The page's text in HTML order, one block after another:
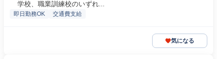
学校、職業訓練校のいずれ...
即日勤務OK 交通費支給
気になる